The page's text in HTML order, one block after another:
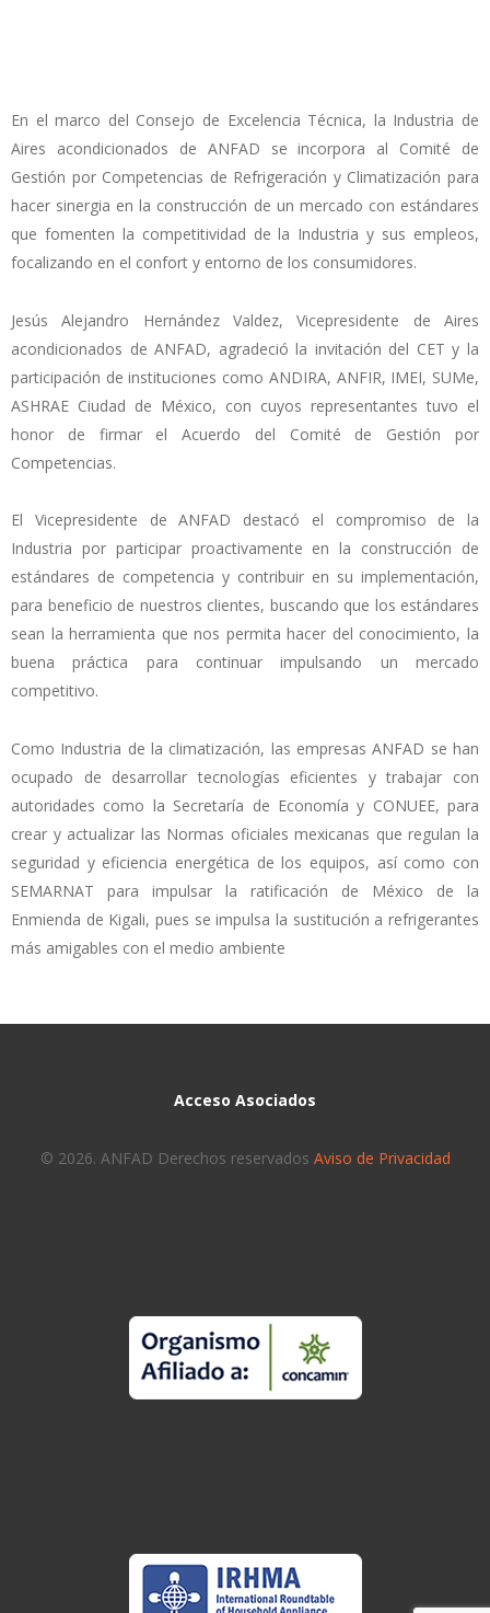
En el marco del Consejo de Excelencia Técnica, la Industria de
Aires acondicionados de ANFAD se incorpora al Comité de
Gestión por Competencias de Refrigeración y Climatización para
hacer sinergia en la construcción de un mercado con estándares
que fomenten la competitividad de la Industria y sus empleos,
focalizando en el confort y entorno de los consumidores.
Jesús Alejandro Hernández Valdez, Vicepresidente de Aires
acondicionados de ANFAD, agradeció la invitación del CET y la
participación de instituciones como ANDIRA, ANFIR, IMEI, SUMe,
ASHRAE Ciudad de México, con cuyos representantes tuvo el
honor de firmar el Acuerdo del Comité de Gestión por
Competencias.
El Vicepresidente de ANFAD destacó el compromiso de la
Industria por participar proactivamente en la construcción de
estándares de competencia y contribuir en su implementación,
para beneficio de nuestros clientes, buscando que los estándares
sean la herramienta que nos permita hacer del conocimiento, la
buena práctica para continuar impulsando un mercado
competitivo.
Como Industria de la climatización, las empresas ANFAD se han
ocupado de desarrollar tecnologías eficientes y trabajar con
autoridades como la Secretaría de Economía y CONUEE, para
crear y actualizar las Normas oficiales mexicanas que regulan la
seguridad y eficiencia energética de los equipos, así como con
SEMARNAT para impulsar la ratificación de México de la
Enmienda de Kigali, pues se impulsa la sustitución a refrigerantes
más amigables con el medio ambiente
Acceso Asociados
© 2026. ANFAD Derechos reservados Aviso de Privacidad